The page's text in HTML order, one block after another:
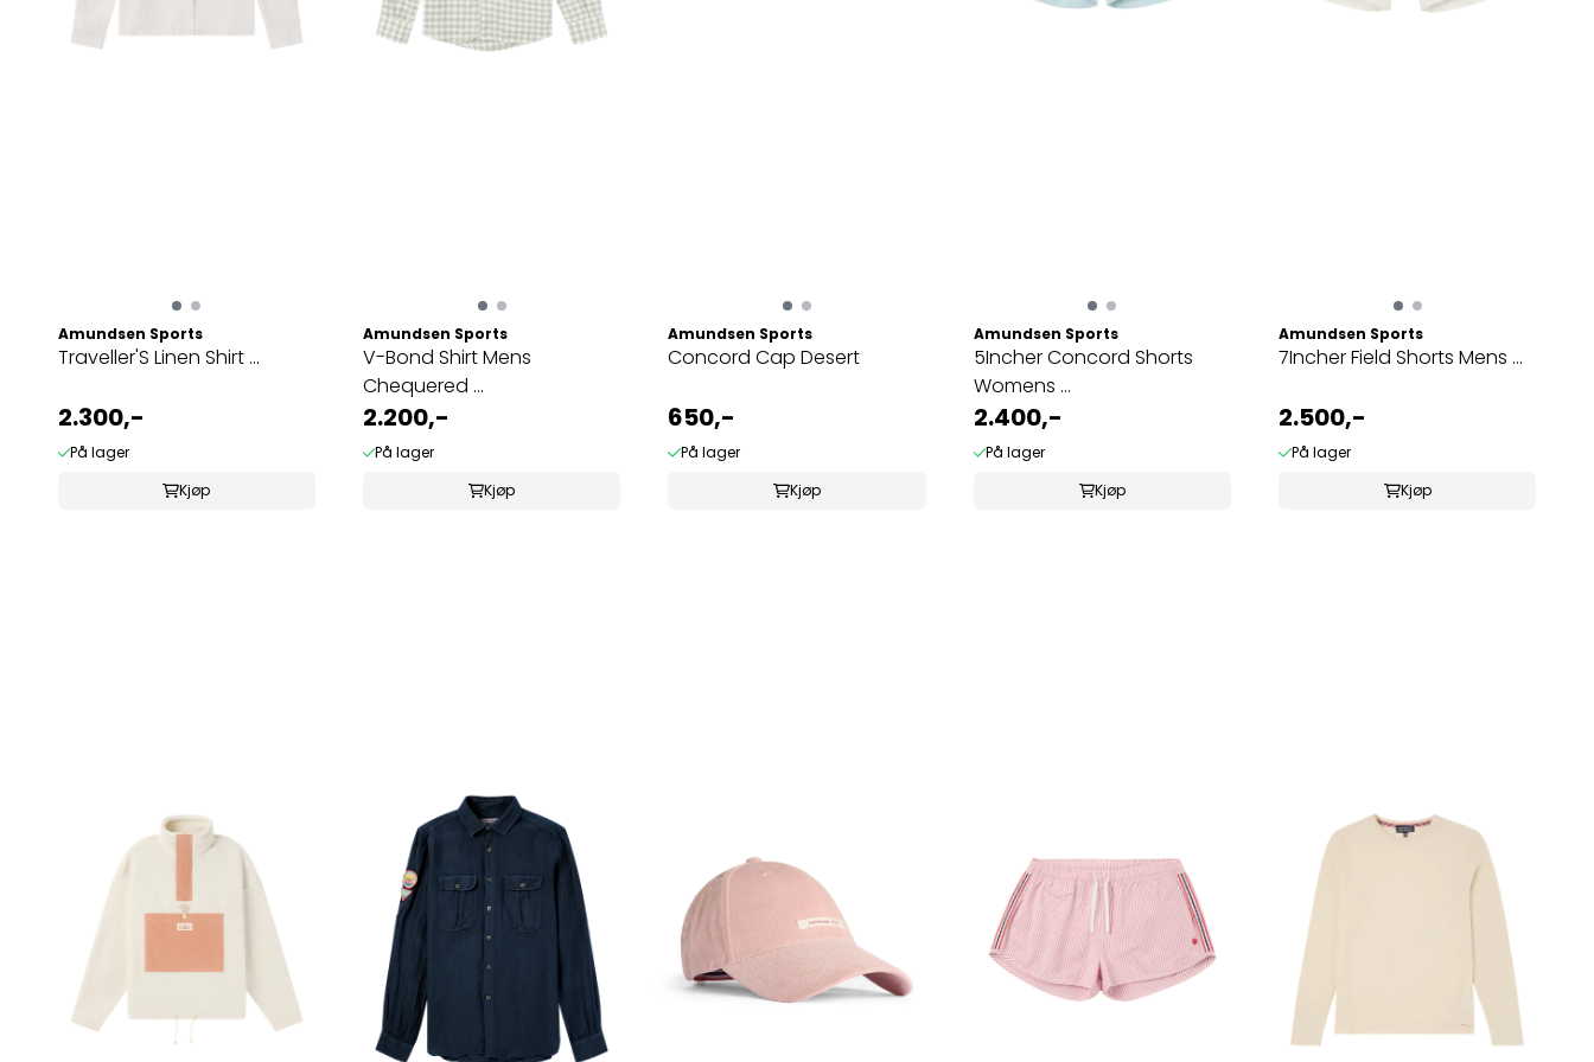
Amundsen Sports
Traveller'S Linen Shirt ...
2.300,-
På lager
Kjøp
Amundsen Sports
V-Bond Shirt Mens
Chequered ...
2.200,-
På lager
Kjøp
Amundsen Sports
Concord Cap Desert
650,-
På lager
Kjøp
Amundsen Sports
5Incher Concord Shorts
Womens ...
2.400,-
På lager
Kjøp
Amundsen Sports
7Incher Field Shorts Mens ...
2.500,-
På lager
Kjøp